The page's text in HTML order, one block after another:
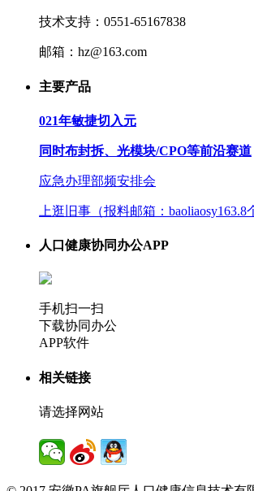
技术支持：0551-65167838
邮箱：hz@163.com
主要产品
021年敏捷切入元
同时布封拆、光模块/CPO等前沿赛道
应急办理部频安排会
上逛旧事（报料邮箱：baoliaosy163.8
人口健康协同办公APP
手机扫一扫
下载协同办公
APP软件
相关链接
请选择网站